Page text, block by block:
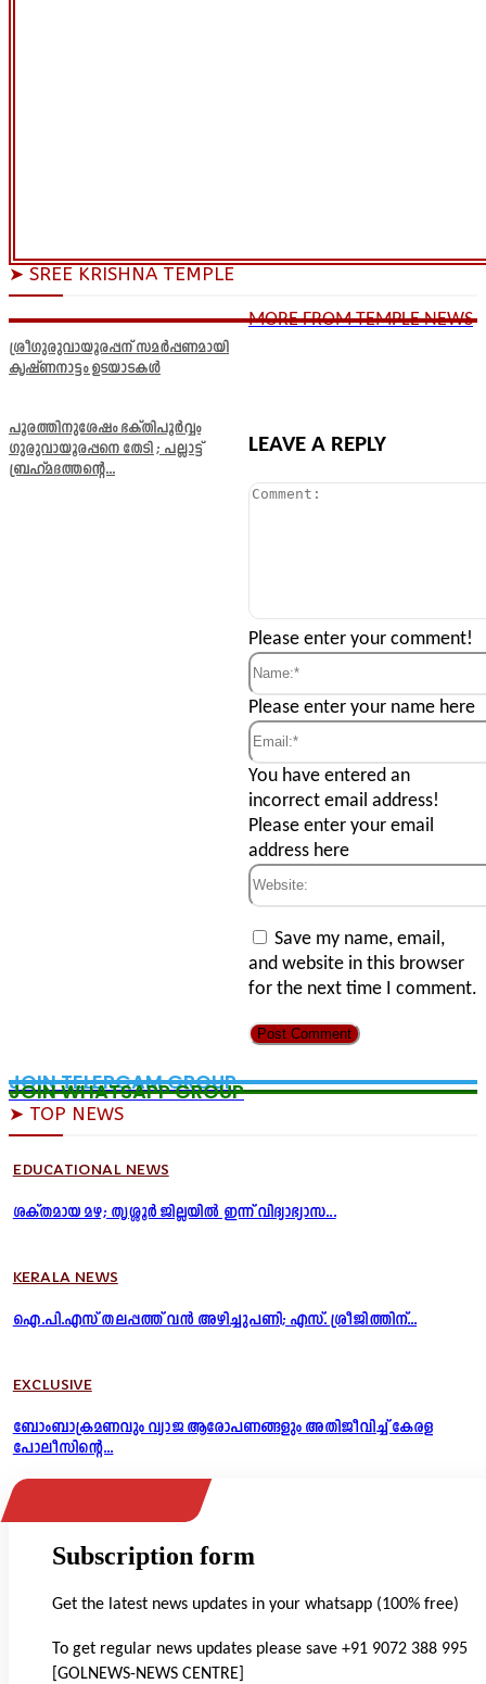
➤ SREE KRISHNA TEMPLE
ശ്രീഗുരുവായൂരപ്പന് സമർപ്പണമായി
കൃഷ്ണനാട്ടം ഉടയാടകൾ
പൂരത്തിനുശേഷം ഭക്തിപൂർവ്വം
ഗുരുവായൂരപ്പനെ തേടി ; പല്ലാട്ട്
ബ്രഹ്മദത്തന്റെ...
MORE FROM TEMPLE NEWS
LEAVE A REPLY
Comment:
Please enter your comment!
Name:*
Please enter your name here
Email:*
You have entered an
incorrect email address!
Please enter your email
address here
Save my name, email,
and website in this browser
for the next time I comment.
JOIN TELERGAM GROUP
JOIN WHATSAPP GROUP
➤ TOP NEWS
EDUCATIONAL NEWS
ശക്തമായ മഴ; തൃശ്ശൂർ ജില്ലയിൽ ഇന്ന് വിദ്യാഭ്യാസ...
KERALA NEWS
ഐ.പി.എസ് തലപ്പത്ത് വൻ അഴിച്ചുപണി; എസ്. ശ്രീജിത്തിന്...
EXCLUSIVE
ബോംബാക്രമണവും വ്യാജ ആരോപണങ്ങളും അതിജീവിച്ച് കേരള
പോലീസിന്റെ...
Subscription form
Get the latest news updates in your whatsapp (100% free)
To get regular news updates please save +91 9072 388 995
[GOLNEWS-NEWS CENTRE]